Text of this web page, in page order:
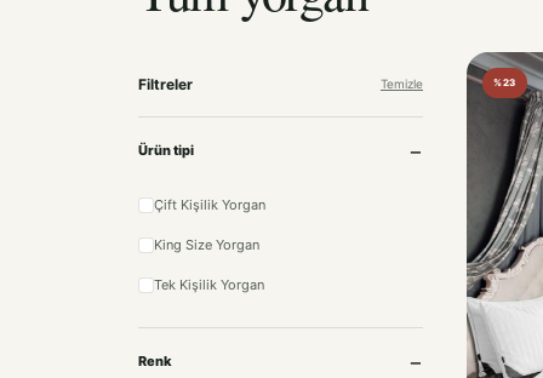
Filtreler Temizle
Ürün tipi
Çift Kişilik Yorgan
King Size Yorgan
Tek Kişilik Yorgan
Renk
%23